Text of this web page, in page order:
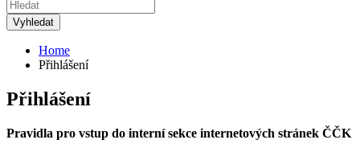
Home
Přihlášení
Přihlášení
Pravidla pro vstup do interní sekce internetových stránek ČČK